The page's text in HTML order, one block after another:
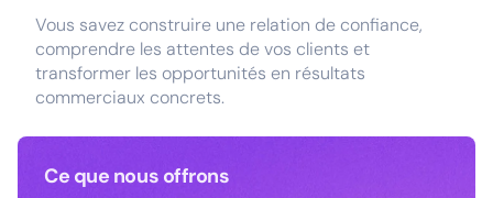
Vous savez construire une relation de confiance,
comprendre les attentes de vos clients et
transformer les opportunités en résultats
commerciaux concrets.
Ce que nous offrons